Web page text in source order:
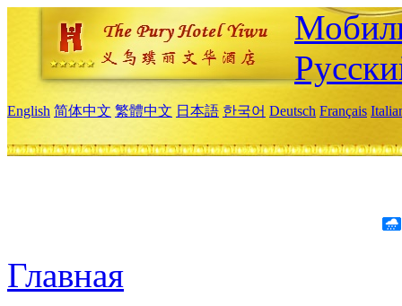
English 简体中文 繁體中文 日本語 한국어 Deutsch Français
Главная